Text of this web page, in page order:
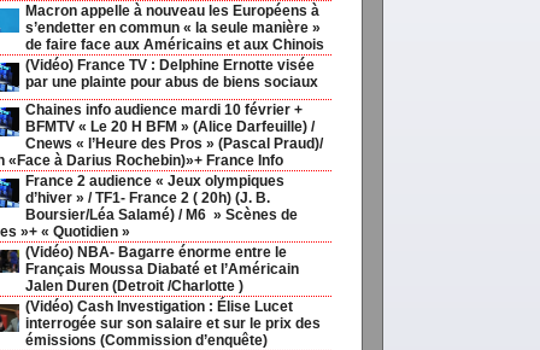
Macron appelle à nouveau les Européens à
s’endetter en commun « la seule manière »
de faire face aux Américains et aux Chinois
(Vidéo) France TV : Delphine Ernotte visée
par une plainte pour abus de biens sociaux
Chaines info audience mardi 10 février +
BFMTV « Le 20 H BFM » (Alice Darfeuille) /
Cnews « l’Heure des Pros » (Pascal Praud)/
«Face à Darius Rochebin)»+ France Info
France 2 audience « Jeux olympiques
d’hiver » / TF1- France 2 ( 20h) (J. B.
Boursier/Léa Salamé) / M6 » Scènes de
»+ « Quotidien »
(Vidéo) NBA- Bagarre énorme entre le
Français Moussa Diabaté et l’Américain
Jalen Duren (Detroit /Charlotte )
(Vidéo) Cash Investigation : Élise Lucet
interrogée sur son salaire et sur le prix des
émissions (Commission d’enquête)